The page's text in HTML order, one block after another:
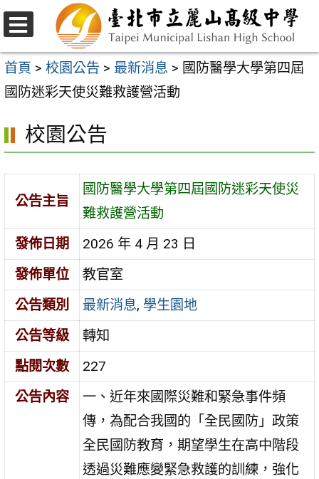
跳
至
主
要
容
區
選
單
首頁 > 校園公告 > 最新消息 > 國防醫學大學第四屆
國防迷彩天使災難救護營活動
校園公告
公告主旨
國防醫學大學第四屆國防迷彩天使災
難救護營活動
發佈日期
2026 年 4 月 23 日
發佈單位
教官室
公告類別
最新消息, 學生園地
公告等級
轉知
點閱次數
227
公告內容
一、近年來國際災難和緊急事件頻
傳，為配合我國的「全民國防」政策
全民國防教育，期望學生在高中階段
透過災難應變緊急救護的訓練，強化